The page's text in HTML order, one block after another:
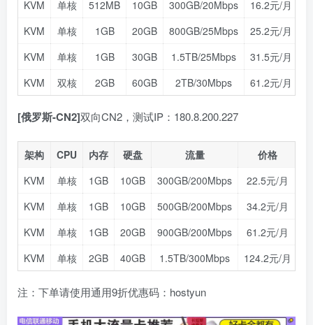
KVM 单核 512MB 10GB 300GB/20Mbps 16.2元/月
KVM
单核 1GB 20GB 800GB/25Mbps 25.2元/月
KVM
单核 1GB 30GB 1.5TB/25Mbps 31.5元/月
KVM
双核 2GB 60GB 2TB/30Mbps 61.2元/月
[俄罗斯-CN2]双向CN2，测试IP：180.8.200.227
架构 CPU 内存 硬盘 流量
价格
KVM
单核 1GB 10GB 300GB/200Mbps 22.5元/月
KVM
单核 1GB 10GB 500GB/200Mbps 34.2元/月
KVM
单核 1GB 20GB 900GB/200Mbps 61.2元/月
KVM
单核 2GB 40GB 1.5TB/300Mbps 124.2元/月
注：下单请使用通用9折优惠码：hostyun